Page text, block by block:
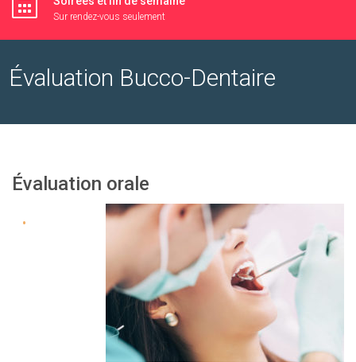
Sur rendez-vous seulement
Évaluation Bucco-Dentaire
Évaluation orale